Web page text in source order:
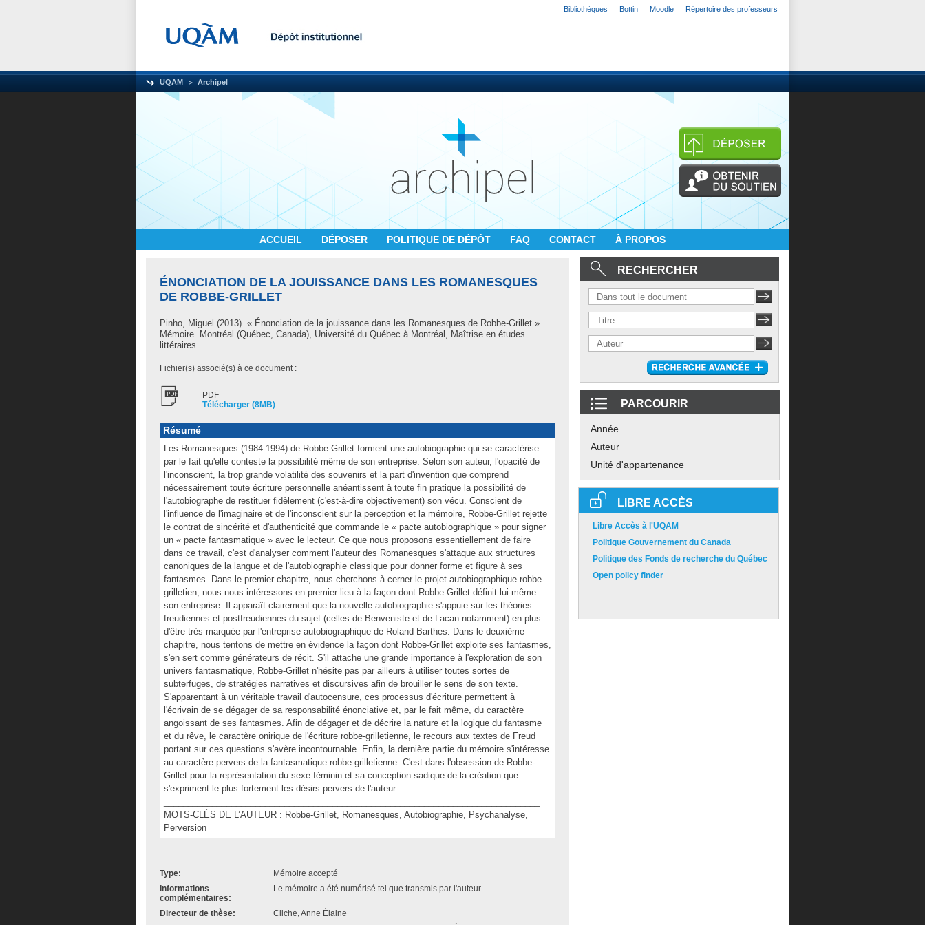
Bibliothèques Bottin Moodle Répertoire des professeurs
UQAM Archipel
ACCUEIL DÉPOSER POLITIQUE DE DÉPÔT FAQ CONTACT À PROPOS
ÉNONCIATION DE LA JOUISSANCE DANS LES ROMANESQUES
DE ROBBE-GRILLET
Pinho, Miguel (2013). « Énonciation de la jouissance dans les Romanesques de Robbe-Grillet »
Mémoire. Montréal (Québec, Canada), Université du Québec à Montréal, Maîtrise en études
littéraires.
Fichier(s) associé(s) à ce document :
PDF
Télécharger (8MB)
Résumé
Les Romanesques (1984-1994) de Robbe-Grillet forment une autobiographie qui se caractérise
par le fait qu'elle conteste la possibilité même de son entreprise. Selon son auteur, l'opacité de
l'inconscient, la trop grande volatilité des souvenirs et la part d'invention que comprend
nécessairement toute écriture personnelle anéantissent à toute fin pratique la possibilité de
l'autobiographe de restituer fidèlement (c'est-à-dire objectivement) son vécu. Conscient de
l'influence de l'imaginaire et de l'inconscient sur la perception et la mémoire, Robbe-Grillet rejette
le contrat de sincérité et d'authenticité que commande le « pacte autobiographique » pour signer
un « pacte fantasmatique » avec le lecteur. Ce que nous proposons essentiellement de faire
dans ce travail, c'est d'analyser comment l'auteur des Romanesques s'attaque aux structures
canoniques de la langue et de l'autobiographie classique pour donner forme et figure à ses
fantasmes. Dans le premier chapitre, nous cherchons à cerner le projet autobiographique robbe-
grilletien; nous nous intéressons en premier lieu à la façon dont Robbe-Grillet définit lui-même
son entreprise. Il apparaît clairement que la nouvelle autobiographie s'appuie sur les théories
freudiennes et postfreudiennes du sujet (celles de Benveniste et de Lacan notamment) en plus
d'être très marquée par l'entreprise autobiographique de Roland Barthes. Dans le deuxième
chapitre, nous tentons de mettre en évidence la façon dont Robbe-Grillet exploite ses fantasmes,
s'en sert comme générateurs de récit. S'il attache une grande importance à l'exploration de son
univers fantasmatique, Robbe-Grillet n'hésite pas par ailleurs à utiliser toutes sortes de
subterfuges, de stratégies narratives et discursives afin de brouiller le sens de son texte.
S'apparentant à un véritable travail d'autocensure, ces processus d'écriture permettent à
l'écrivain de se dégager de sa responsabilité énonciative et, par le fait même, du caractère
angoissant de ses fantasmes. Afin de dégager et de décrire la nature et la logique du fantasme
et du rêve, le caractère onirique de l'écriture robbe-grilletienne, le recours aux textes de Freud
portant sur ces questions s'avère incontournable. Enfin, la dernière partie du mémoire s'intéresse
au caractère pervers de la fantasmatique robbe-grilletienne. C'est dans l'obsession de Robbe-
Grillet pour la représentation du sexe féminin et sa conception sadique de la création que
s'expriment le plus fortement les désirs pervers de l'auteur.
MOTS-CLÉS DE L’AUTEUR : Robbe-Grillet, Romanesques, Autobiographie, Psychanalyse,
Perversion
Type:
Mémoire accepté
Informations
complémentaires:
Le mémoire a été numérisé tel que transmis par l'auteur
Directeur de thèse:
Cliche, Anne Élaine
RECHERCHER
PARCOURIR
Année
Auteur
Unité d'appartenance
LIBRE ACCÈS
Libre Accès à l'UQAM
Politique Gouvernement du Canada
Politique des Fonds de recherche du Québec
Open policy finder